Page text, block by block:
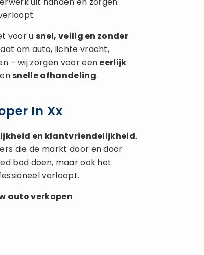
voor usnel, veilig en zonder
om auto, lichte vracht,
– wij zorgen voor een eerlijk
snelle afhandeling.
In Xx
en klantvriendelijkheid.
die de markt door en door
bod doen, maar ook het
verloopt.
auto verkopen